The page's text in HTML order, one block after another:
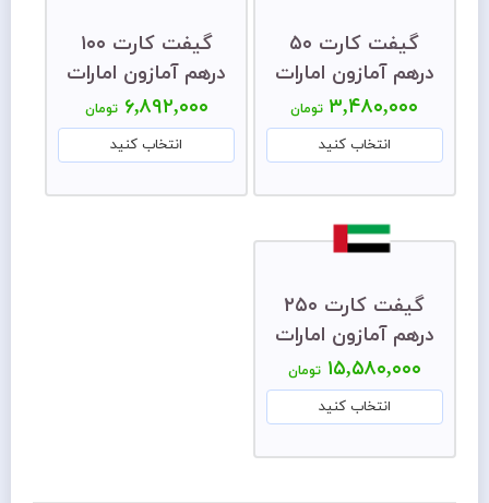
گیفت کارت ۵۰
درهم آمازون امارات
۳,۴۸۰,۰۰۰ تومان
انتخاب کنید
گیفت کارت ۱۰۰
درهم آمازون امارات
۶,۸۹۲,۰۰۰ تومان
انتخاب کنید
گیفت کارت ۲۵۰
درهم آمازون امارات
۱۵,۵۸۰,۰۰۰ تومان
انتخاب کنید